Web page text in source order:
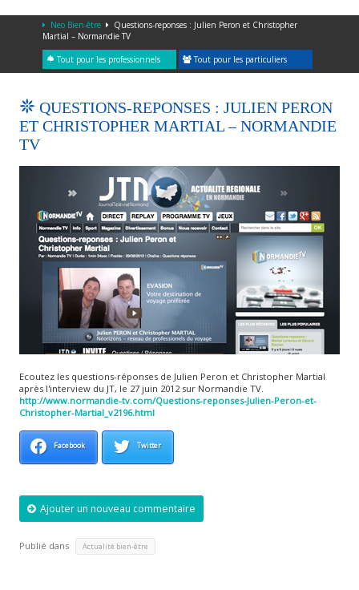
Neo Bien-être
Questions-reponses : Julien Peron et Christopher
Martial – Normandie TV
Tout pour les professionnels Tout pour les particuliers
QUESTIONS-REPONSES : JULIEN PERON
ET CHRISTOPHER MARTIAL – NORMANDIE
TV
Ecoutez les questions-réponses de Julien Peron et Christopher Martial
après l'interview du JT, le 27 juin 2012 sur Normandie TV.
http://www.normandie-tv.com/Questions-reponses-Julien-Peron-et-
Christopher-Martial_v2196.html
Facebook Twitter
Ajouter un nouveau commentaire
Publié dans Actualité bien-être